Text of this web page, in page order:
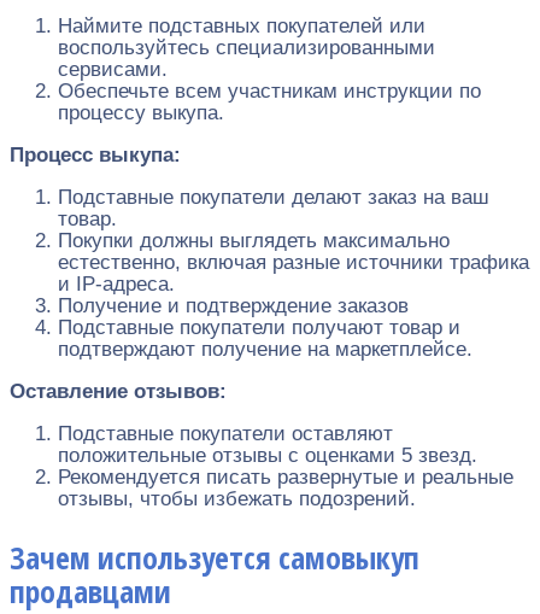
Наймите подставных покупателей или
воспользуйтесь специализированными
сервисами.
Обеспечьте всем участникам инструкции по
процессу выкупа.
Процесс выкупа:
Подставные покупатели делают заказ на ваш
товар.
Покупки должны выглядеть максимально
естественно, включая разные источники трафика
и IP-адреса.
Получение и подтверждение заказов
Подставные покупатели получают товар и
подтверждают получение на маркетплейсе.
Оставление отзывов:
Подставные покупатели оставляют
положительные отзывы с оценками 5 звезд.
Рекомендуется писать развернутые и реальные
отзывы, чтобы избежать подозрений.
Зачем используется самовыкуп
продавцами